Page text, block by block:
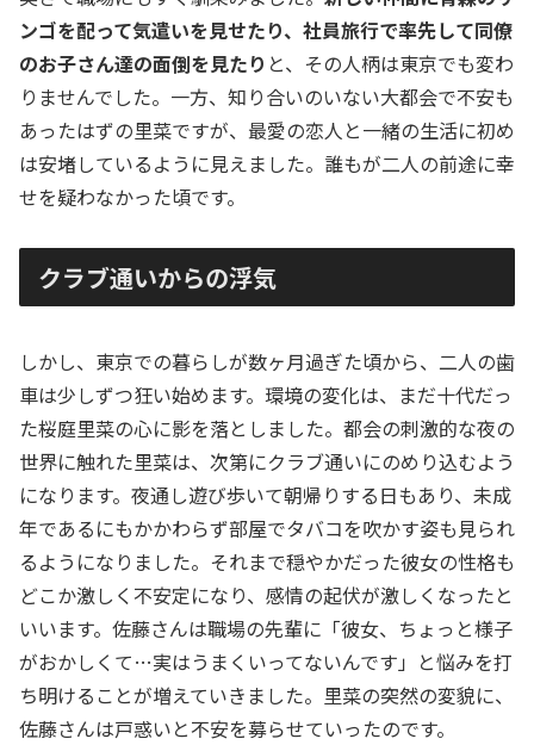
ンゴを配って気遣いを見せたり、社員旅行で率先して同僚
のお子さん達の面倒を見たり と、その人柄は東京でも変わ
りませんでした。一方、知り合いのいない大都会で不安も
あったはずの里菜ですが、最愛の恋人と一緒の生活に初め
は安堵しているように見えました。誰もが二人の前途に幸
せを疑わなかった頃です。
クラブ通いからの浮気
しかし、東京での暮らしが数ヶ月過ぎた頃から、二人の歯
車は少しずつ狂い始めます。環境の変化は、まだ十代だっ
た桜庭里菜の心に影を落としました。都会の刺激的な夜の
世界に触れた里菜は、次第にクラブ通いにのめり込むよう
になります。夜通し遊び歩いて朝帰りする日もあり、未成
年であるにもかかわらず部屋でタバコを吹かす姿も見られ
るようになりました。それまで穏やかだった彼女の性格も
どこか激しく不安定になり、感情の起伏が激しくなったと
いいます。佐藤さんは職場の先輩に「彼女、ちょっと様子
がおかしくて…実はうまくいってないんです」と悩みを打
ち明けることが増えていきました。里菜の突然の変貌に、
佐藤さんは戸惑いと不安を募らせていったのです。